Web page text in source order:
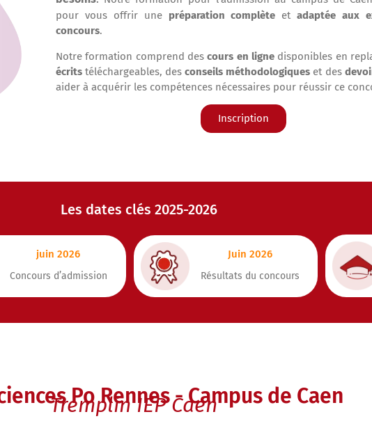
pour vous offrir une préparation complète et adaptée aux
concours.
Notre formation comprend descours en ligne disponibles en
écritstéléchargeables, desconseils méthodologiques et des
aider à acquérir les compétences nécessaires pour réussir ce
Inscription
Les dates clés 2025-2026
juin 2026
Concours d’admission
Juin 2026
Résultats du concours
Po Rennes - Campus de Caen
Tremplin IEP Caen